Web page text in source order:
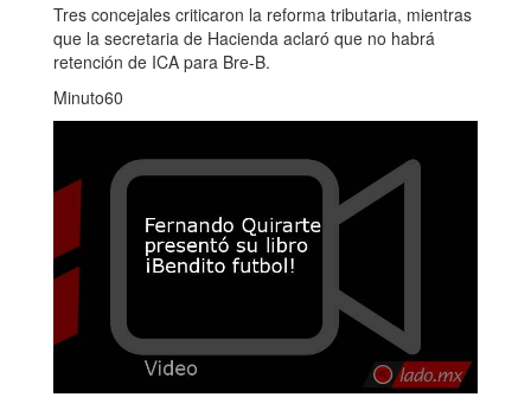
Tres concejales criticaron la reforma tributaria, mientras
que la secretaria de Hacienda aclaró que no habrá
retención de ICA para Bre-B.
Minuto60